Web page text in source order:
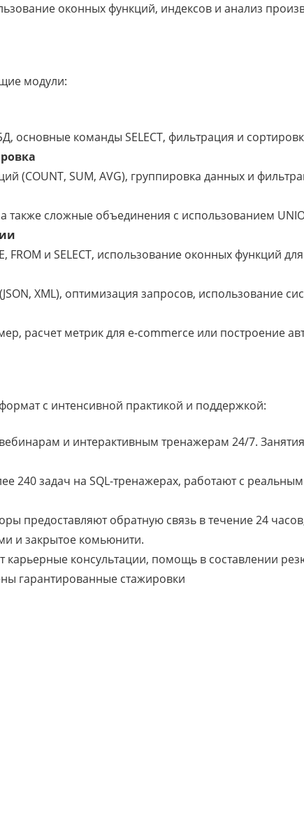
оконных функций, индексов и анализ
модули:
основные команды SELECT, фильтрация и
(COUNT, SUM, AVG), группировка данных и
а также сложные объединения с использованием
FROM и SELECT, использование оконных функций
XML), оптимизация запросов, использование
расчет метрик для e-commerce или построение
с интенсивной практикой и поддержкой:
и интерактивным тренажерам 24/7.
240 задач на SQL-тренажерах, работают с
предоставляют обратную связь в течение 24
и закрытое комьюнити.
карьерные консультации, помощь в составлении
гарантированные стажировки